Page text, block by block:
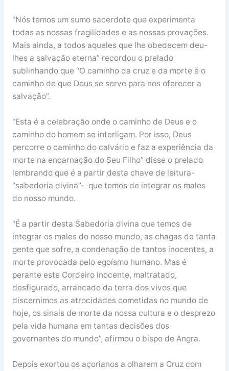
“Nós temos um sumo sacerdote que experimenta
todas as nossas fragilidades e as nossas provações.
Mais ainda, a todos aqueles que lhe obedecem deu-
lhes a salvação eterna” recordou o prelado
sublinhando que “O caminho da cruz e da morte é o
caminho de que Deus se serve para nos oferecer a
salvação”.
“Esta é a celebração onde o caminho de Deus e o
caminho do homem se interligam. Por isso, Deus
percorre o caminho do calvário e faz a experiência da
morte na encarnação do Seu Filho” disse o prelado
lembrando que é a partir desta chave de leitura-
“sabedoria divina”- que temos de integrar os males
do nosso mundo.
“É a partir desta Sabedoria divina que temos de
integrar os males do nosso mundo, as chagas de tanta
gente que sofre, a condenação de tantos inocentes, a
morte provocada pelo egoísmo humano. Mas é
perante este Cordeiro inocente, maltratado,
desfigurado, arrancado da terra dos vivos que
discernimos as atrocidades cometidas no mundo de
hoje, os sinais de morte da nossa cultura e o desprezo
pela vida humana em tantas decisões dos
governantes do mundo”, afirmou o bispo de Angra.
Depois exortou os açorianos a olharem a Cruz com